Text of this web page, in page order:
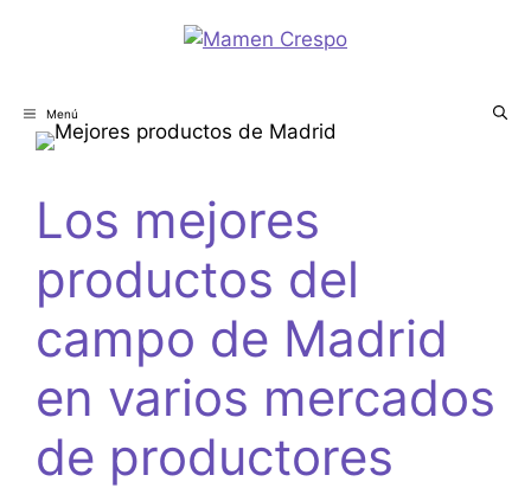
Menú
Los mejores
productos del
campo de Madrid
en varios mercados
de productores